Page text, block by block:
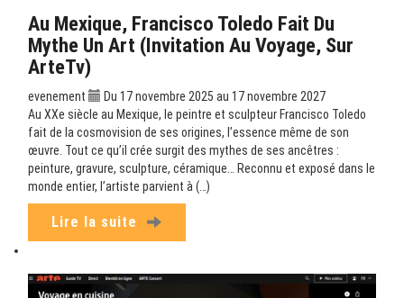
Au Mexique, Francisco Toledo Fait Du
Mythe Un Art (Invitation Au Voyage, Sur
ArteTv)
evenement
Du 17 novembre 2025 au 17 novembre 2027
Au XXe siècle au Mexique, le peintre et sculpteur Francisco Toledo
fait de la cosmovision de ses origines, l’essence même de son
œuvre. Tout ce qu’il crée surgit des mythes de ses ancêtres :
peinture, gravure, sculpture, céramique… Reconnu et exposé dans le
monde entier, l’artiste parvient à (…)
Lire la suite